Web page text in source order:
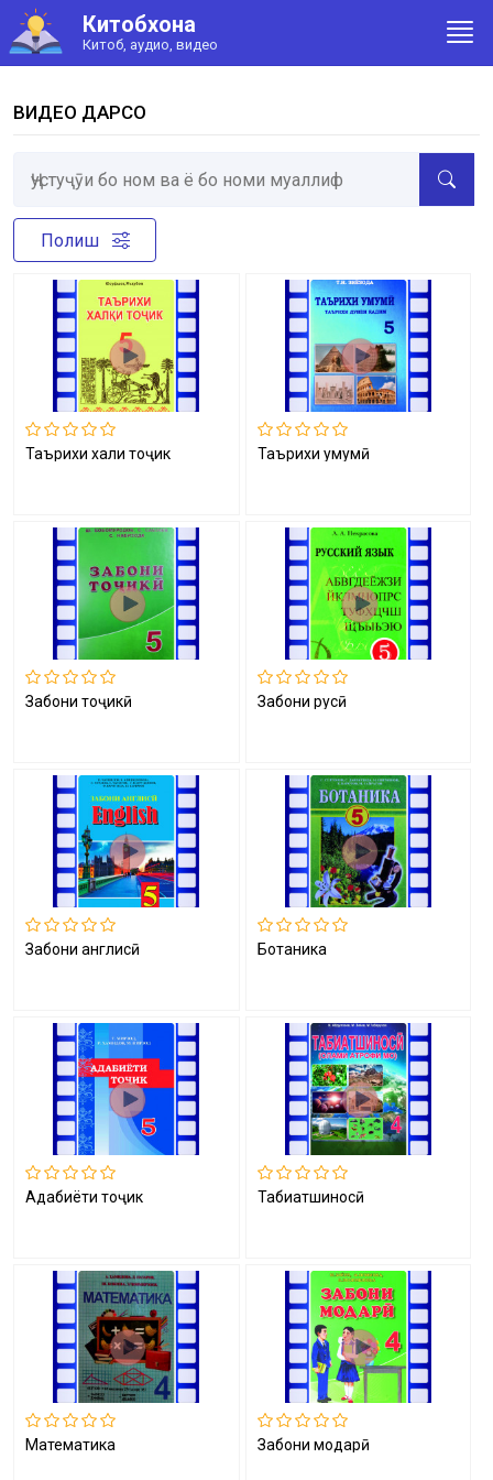
Китобхона
Китоб, аудио, видео
ВИДЕО ДАРСҲО
Полиш
Таърихи халқи тоҷик Таърихи умумӣ
Забони тоҷикӣ Забони русӣ
Забони англисӣ Ботаника
Адабиёти тоҷик Табиатшиносӣ
Математика Забони модарӣ